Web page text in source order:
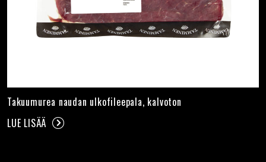
Takuumurea naudan ulkofileepala, kalvoton
LUE LISÄÄ